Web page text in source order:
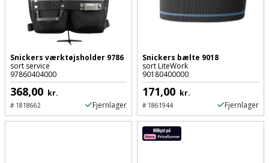
Værktøjskasse
opbevaring
Værktøjssæt
Vaterpas
Slagboremaskine
Slagnøgle
Slagnøgletilbehør
Slagskruetrækker
Tørrestativ
Trappevanger
Udebruser
afskærmning
Varme
Snickers værktøjsholder 9786
sort service
97860404000
368,00 kr.
#1818662 Fjernlager
Snickers bælte 9018
sort LiteWork
90180400000
171,00 kr.
#1861944 Fjernlager